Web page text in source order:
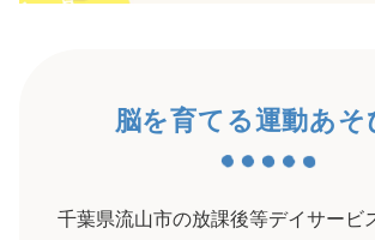
脳を育てる運動あそ
千葉県流山市の放課後等デイサービ